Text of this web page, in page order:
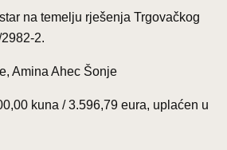
na temelju rješenja Trgovačkog
2.
Amina Ahec Šonje
kuna / 3.596,79 eura, uplaćen u